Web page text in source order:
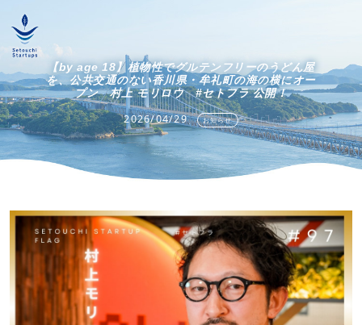
【by age 18】植物性でグルテンフリーのうどん屋
を、公共交通のない香川県・牟礼町の海の横にオー
プン 村上 モリロウ #セトフラ 公開！
2026/04/29 お知らせ